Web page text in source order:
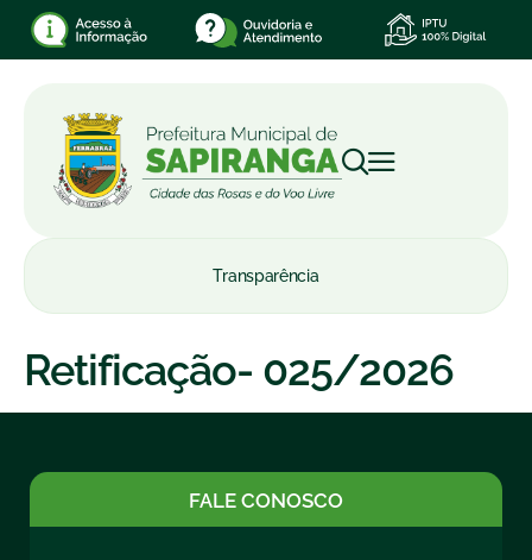
Transparência
Retificação- 025/2026
FALE CONOSCO